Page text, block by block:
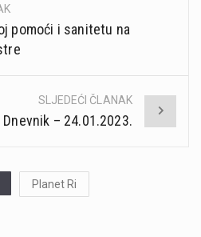
pomoći i sanitetu na
SLJEDEĆI ČLANAK
Dnevnik – 24.01.2023.
Planet Ri